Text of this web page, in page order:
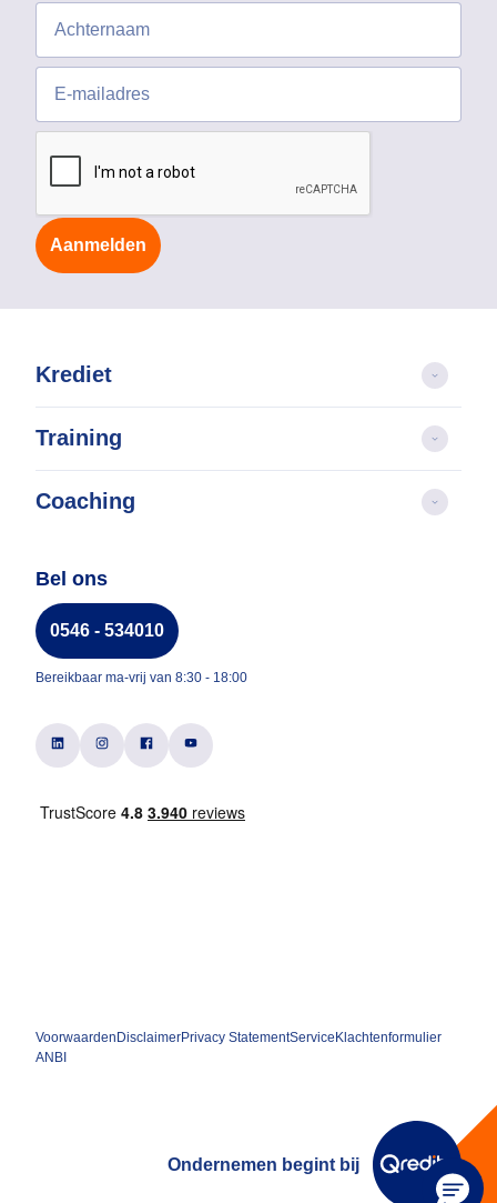
Aanmelden
Krediet
Training
Coaching
Bel ons
0546 - 534010
Bereikbaar ma-vrij van 8:30 - 18:00
VoorwaardenDisclaimerPrivacy StatementServiceKlachtenformulier
ANBI
Ondernemen begint bij